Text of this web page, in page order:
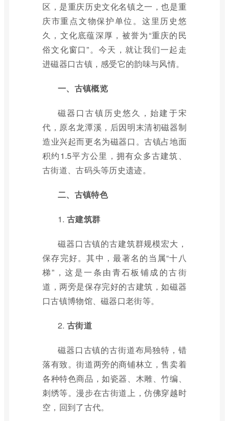
区，是重庆历史文化名镇之一，也是重
庆市重点文物保护单位。这里历史悠
久，文化底蕴深厚，被誉为“重庆的民
俗文化窗口”。今天，就让我们一起走
进磁器口古镇，感受它的韵味与风情。
一、古镇概览
磁器口古镇历史悠久，始建于宋
代，原名龙潭溪，后因明末清初磁器制
造业兴起而更名为磁器口。古镇占地面
积约1.5平方公里，拥有众多古建筑、
古街道、古码头等历史遗迹。
二、古镇特色
1. 古建筑群
磁器口古镇的古建筑群规模宏大，
保存完好。其中，最著名的当属“十八
梯”，这是一条由青石板铺成的古街
道，两旁是保存完好的古建筑，如磁器
口古镇博物馆、磁器口老街等。
2. 古街道
磁器口古镇的古街道布局独特，错
落有致。街道两旁的商铺林立，售卖着
各种特色商品，如瓷器、木雕、竹编、
刺绣等。漫步在古街道上，仿佛穿越时
空，回到了古代。